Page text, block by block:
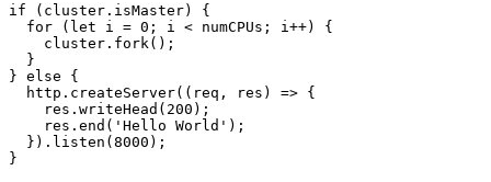
if (cluster.isMaster) {
} else {
}